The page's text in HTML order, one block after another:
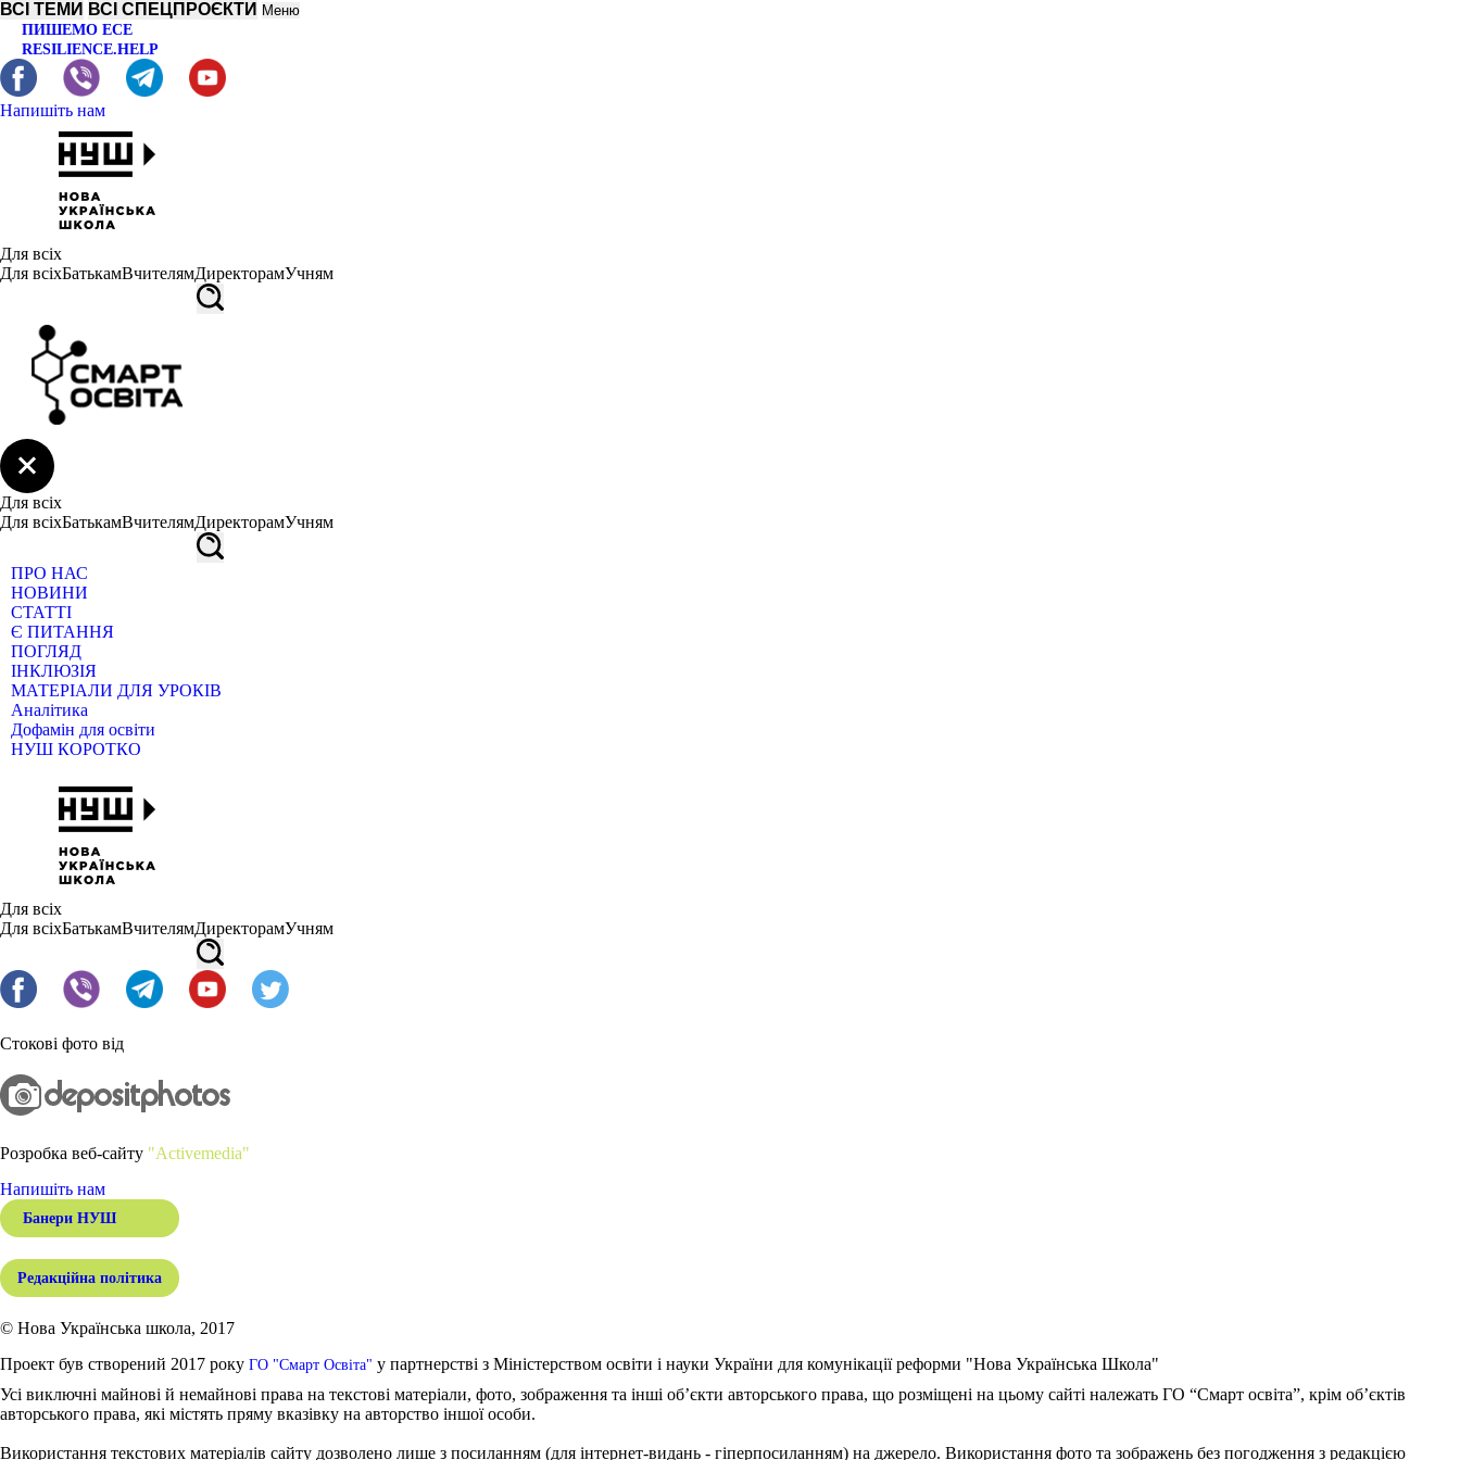
ВСІ ТЕМИ ВСІ СПЕЦПРОЄКТИ Меню
ПИШЕМО ЕСЕ
RESILIENCE.HELP
Напишіть нам
Для всіх
Для всіхБатькамВчителямДиректорамУчням
Для всіх
Для всіхБатькамВчителямДиректорамУчням
ПРО НАС
НОВИНИ
СТАТТІ
Є ПИТАННЯ
ПОГЛЯД
ІНКЛЮЗІЯ
МАТЕРІАЛИ ДЛЯ УРОКІВ
Аналітика
Дофамін для освіти
НУШ КОРОТКО
Для всіх
Для всіхБатькамВчителямДиректорамУчням
Стокові фото від
Розробка веб-сайту "Activemedia"
Напишіть нам
Банери НУШ
Редакційна політика
© Нова Українська школа, 2017
Проект був створений 2017 року ГО "Смарт Освіта" у партнерстві з Міністерством освіти і науки України для комунікації реформи "Нова Українська Школа"
Усі виключні майнові й немайнові права на текстові матеріали, фото, зображення та інші об’єкти авторського права, що розміщені на цьому сайті належать ГО “Смарт освіта”, крім об’єктів
авторського права, які містять пряму вказівку на авторство іншої особи.
Використання текстових матеріалів сайту дозволено лише з посиланням (для інтернет-видань - гіперпосиланням) на джерело. Використання фото та зображень без погодження з редакцією